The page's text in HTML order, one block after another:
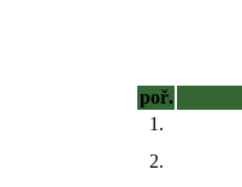
poř.
1.
2.